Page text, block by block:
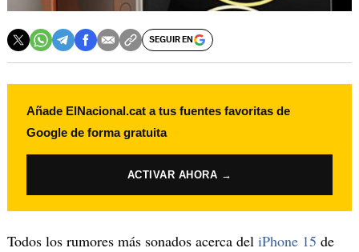
SEGUIR EN
Añade ElNacional.cat a tus fuentes favoritas de
Google de forma gratuita
ACTIVAR AHORA →
Todos los rumores más sonados acerca del iPhone 15 de